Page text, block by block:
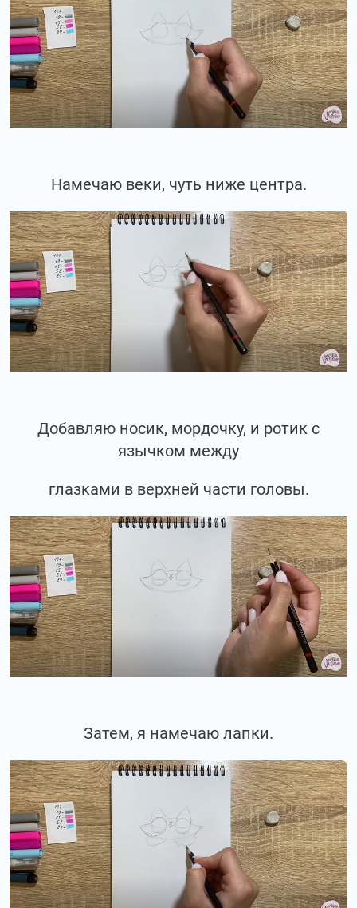
Намечаю веки, чуть ниже центра.
Добавляю носик, мордочку, и ротик с
язычком между
глазками в верхней части головы.
Затем, я намечаю лапки.